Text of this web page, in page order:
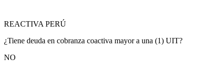
REACTIVA PERÚ
¿Tiene deuda en cobranza coactiva mayor a una (1) UIT?
NO